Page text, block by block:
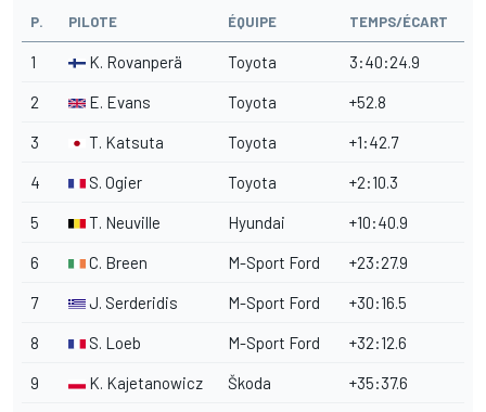
P. PILOTE ÉQUIPE TEMPS/ÉCART
1 K. Rovanperä Toyota 3:40:24.9
2 E. Evans Toyota +52.8
3 T. Katsuta Toyota +1:42.7
4 S. Ogier Toyota +2:10.3
5 T. Neuville Hyundai +10:40.9
6 C. Breen M-Sport Ford +23:27.9
7 J. Serderidis M-Sport Ford +30:16.5
8 S. Loeb M-Sport Ford +32:12.6
9 K. Kajetanowicz Škoda +35:37.6